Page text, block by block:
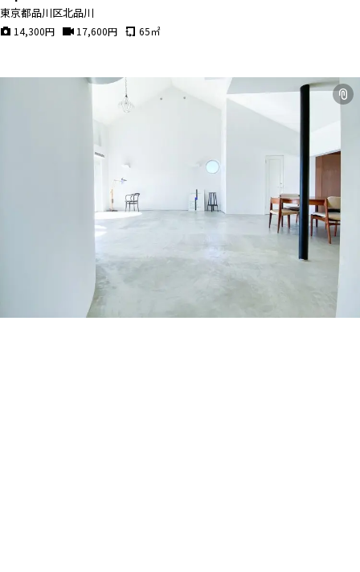
東京都品川区北品川
14,300円 17,600円 65㎡